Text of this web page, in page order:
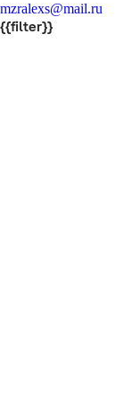
mzralexs@mail.ru
{{filter}}